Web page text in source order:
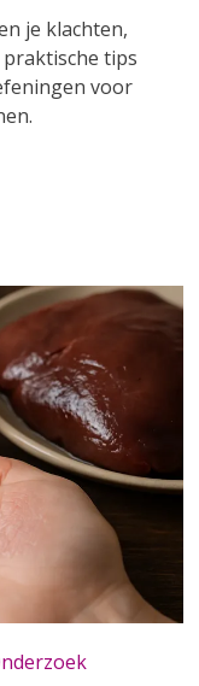
je klachten,
tips
voor
en blijf veilig